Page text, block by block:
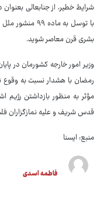
شرایط خطیر، از جنابعالی
با توسل به
بشری قرن معاصر شوید.
وزیر امور خارجه کشورمان در
رمضان با هشدار نسبت به‌ وقوع
مؤثر به منظور بازداشتن رژیم
قدس شریف و علیه نمازگزاران
منبع: ایسنا
فاطمه اسدی